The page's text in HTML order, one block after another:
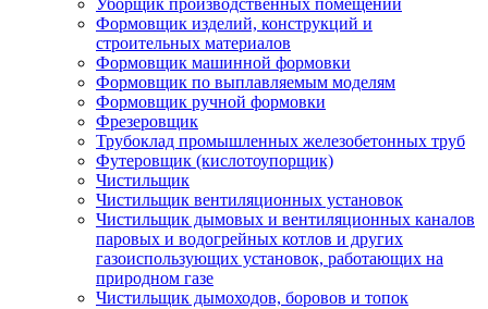
Уборщик производственных помещений
Формовщик изделий, конструкций и
строительных материалов
Формовщик машинной формовки
Формовщик по выплавляемым моделям
Формовщик ручной формовки
Фрезеровщик
Трубоклад промышленных железобетонных труб
Футеровщик (кислотоупорщик)
Чистильщик
Чистильщик вентиляционных установок
Чистильщик дымовых и вентиляционных каналов
паровых и водогрейных котлов и других
газоиспользующих установок, работающих на
природном газе
Чистильщик дымоходов, боровов и топок